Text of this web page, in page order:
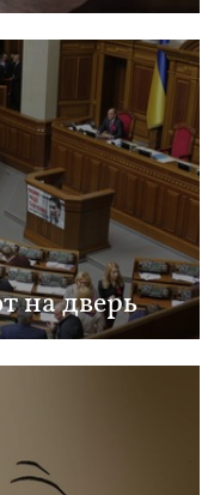
на дверь